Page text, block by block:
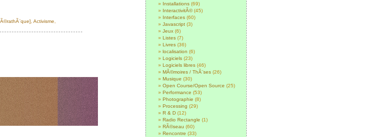
Installations (69)
InteractivitÃ©(45)
Interfaces (60)
Javascript (3)
Jeux (6)
Listes (7)
Livres (36)
localisation (6)
Logiciels (23)
Logiciels libres (46)
MÃ©moires / ThÃ¨ses (26)
Musique (30)
Open Course/Open Source (25)
Performance (53)
Photographie (8)
Processing (29)
R & D (12)
Radio Rectangle (1)
RÃ©seau (60)
Rencontre (33)
Activisme